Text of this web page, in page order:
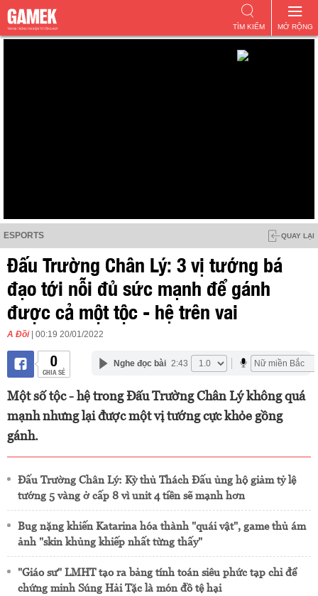
MỞ RỘNG
TÌM KIẾM
ESPORTS QUAY LẠI
Đấu Trường Chân Lý: 3 vị tướng bá
đạo tới nỗi đủ sức mạnh để gánh
được cả một tộc - hệ trên vai
A Đồi | 00:19 20/01/2022
0
CHIA SẺ
Nghe đọc bài 2:43
Một số tộc - hệ trong Đấu Trường Chân Lý không quá
mạnh nhưng lại được một vị tướng cực khỏe gồng
gánh.
Đấu Trường Chân Lý: Kỳ thủ Thách Đấu ủng hộ giảm tỷ lệ
tướng 5 vàng ở cấp 8 vì unit 4 tiền sẽ mạnh hơn
Bug nặng khiến Katarina hóa thành "quái vật", game thủ ám
ảnh "skin khủng khiếp nhất từng thấy"
"Giáo sư" LMHT tạo ra bảng tính toán siêu phức tạp chỉ để
chứng minh Súng Hải Tặc là món đồ tệ hại